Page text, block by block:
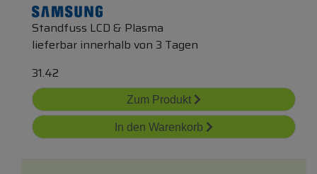
Standfuss LCD & Plasma
lieferbar innerhalb von 3 Tagen
31.42
Zum Produkt
In den Warenkorb